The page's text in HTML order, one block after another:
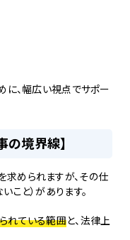
に、幅広い視点でサポー
の境界線】
められますが、その仕
こと）があります。
れている範囲と、法律上